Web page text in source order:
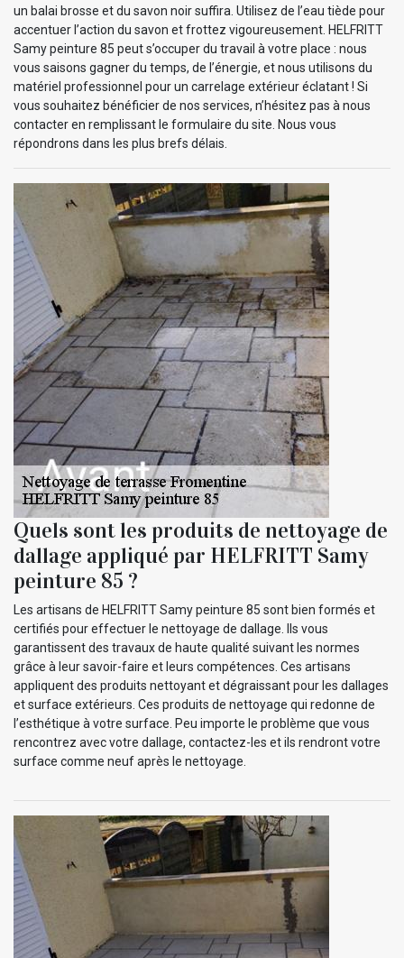
un balai brosse et du savon noir suffira. Utilisez de l’eau tiède pour
accentuer l’action du savon et frottez vigoureusement. HELFRITT
Samy peinture 85 peut s’occuper du travail à votre place : nous
vous saisons gagner du temps, de l’énergie, et nous utilisons du
matériel professionnel pour un carrelage extérieur éclatant ! Si
vous souhaitez bénéficier de nos services, n’hésitez pas à nous
contacter en remplissant le formulaire du site. Nous vous
répondrons dans les plus brefs délais.
Quels sont les produits de nettoyage de
dallage appliqué par HELFRITT Samy
peinture 85 ?
Les artisans de HELFRITT Samy peinture 85 sont bien formés et
certifiés pour effectuer le nettoyage de dallage. Ils vous
garantissent des travaux de haute qualité suivant les normes
grâce à leur savoir-faire et leurs compétences. Ces artisans
appliquent des produits nettoyant et dégraissant pour les dallages
et surface extérieurs. Ces produits de nettoyage qui redonne de
l’esthétique à votre surface. Peu importe le problème que vous
rencontrez avec votre dallage, contactez-les et ils rendront votre
surface comme neuf après le nettoyage.